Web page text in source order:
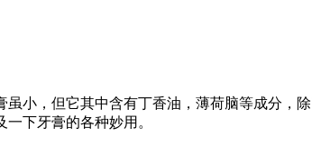
小，但它其中含有丁香油，薄荷脑等成分，
下牙膏的各种妙用。